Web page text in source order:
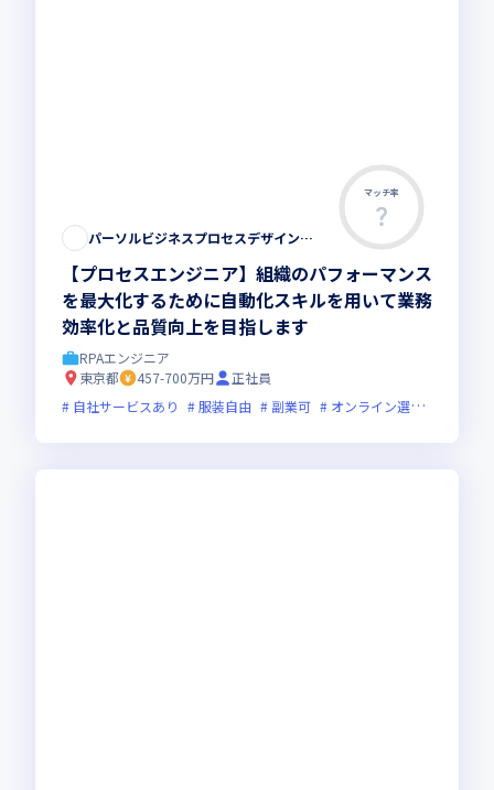
マッチ率
パーソルビジネスプロセスデザイン株式会社
【プロセスエンジニア】組織のパフォーマンス
を最大化するために自動化スキルを用いて業務
効率化と品質向上を目指します
RPAエンジニア
東京都
457-700万円
正社員
自社サービスあり
服装自由 副業可 オンライン選考可